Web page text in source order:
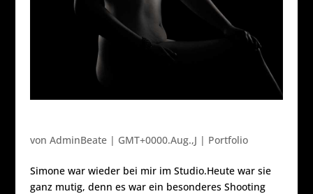
von AdminBeate| GMT+0000.Aug.,J | Portfolio
Simone war wieder bei mir im Studio.Heute war sie
ganz mutig, denn es war ein besonderes Shooting